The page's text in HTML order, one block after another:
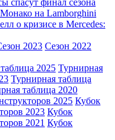
спасут финал сезона
на Lamborghini
о кризисе в Mercedes:
2023 Сезон 2022
2025 Турнирная
Турнирная таблица
таблица 2020
2025 Кубок
2023 Кубок
2021 Кубок